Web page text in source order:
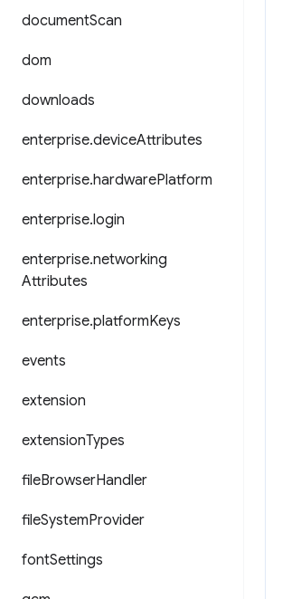
documentScan
dom
downloads
enterprise.deviceAttributes
enterprise.hardwarePlatform
enterprise.login
enterprise.networking
Attributes
enterprise.platformKeys
events
extension
extensionTypes
fileBrowserHandler
fileSystemProvider
fontSettings